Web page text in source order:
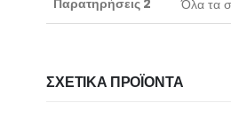
Όλα τα
ΣΧΕΤΙΚΆ ΠΡΟΪΌΝΤΑ